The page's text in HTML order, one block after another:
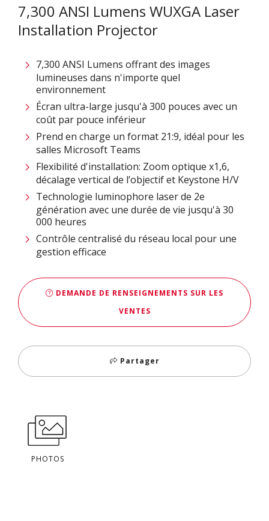
7,300 ANSI Lumens WUXGA Laser
Installation Projector
7,300 ANSI Lumens offrant des images
lumineuses dans n'importe quel
environnement
Écran ultra-large jusqu'à 300 pouces avec un
coût par pouce inférieur
Prend en charge un format 21:9, idéal pour les
salles Microsoft Teams
Flexibilité d'installation: Zoom optique x1,6,
décalage vertical de l’objectif et Keystone H/V
Technologie luminophore laser de 2e
génération avec une durée de vie jusqu'à 30
000 heures
Contrôle centralisé du réseau local pour une
gestion efficace
DEMANDE DE RENSEIGNEMENTS SUR LES
VENTES
Partager
PHOTOS